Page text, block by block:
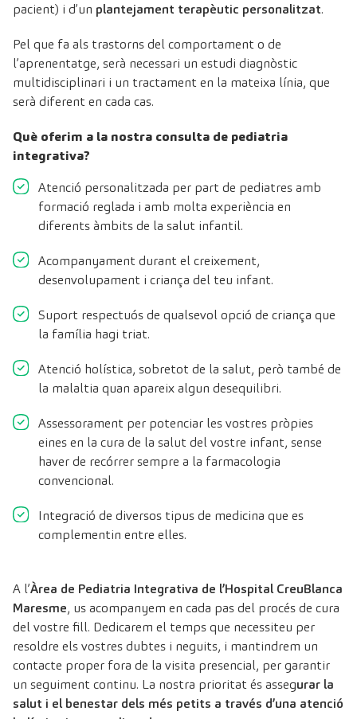
pacient) i d’un plantejament terapèutic personalitzat.
Pel que fa als trastorns del comportament o de
l’aprenentatge, serà necessari un estudi diagnòstic
multidisciplinari i un tractament en la mateixa línia, que
serà diferent en cada cas.
Què oferim a la nostra consulta de pediatria
integrativa?
Atenció personalitzada per part de pediatres amb
formació reglada i amb molta experiència en
diferents àmbits de la salut infantil.
Acompanyament durant el creixement,
desenvolupament i criança del teu infant.
Suport respectuós de qualsevol opció de criança que
la família hagi triat.
Atenció holística, sobretot de la salut, però també de
la malaltia quan apareix algun desequilibri.
Assessorament per potenciar les vostres pròpies
eines en la cura de la salut del vostre infant, sense
haver de recórrer sempre a la farmacologia
convencional.
Integració de diversos tipus de medicina que es
complementin entre elles.
A l’Àrea de Pediatria Integrativa de l’Hospital CreuBlanca
Maresme, us acompanyem en cada pas del procés de cura
del vostre fill. Dedicarem el temps que necessiteu per
resoldre els vostres dubtes i neguits, i mantindrem un
contacte proper fora de la visita presencial, per garantir
un seguiment continu. La nostra prioritat és assegurar la
salut i el benestar dels més petits a través d’una atenció